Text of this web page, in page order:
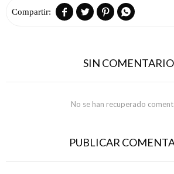
   
SIN
No se han recuperado
PUBLICAR